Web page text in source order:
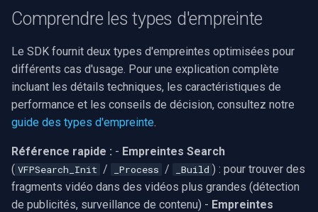
Comprendre les types d'empreinte
Le SDK fournit deux types d'empreintes optimisées pour
différents cas d'usage. Pour une explication complète
incluant les détails techniques, les caractéristiques de
performance et les conseils de décision, consultez notre
guide des types d'empreinte.
Référence rapide : - Empreintes Search
( VFPSearch_Init / _Process / _Build ) : pour trouver des
fragments vidéo dans des vidéos plus grandes (détection
de publicités, surveillance de contenu) - Empreintes